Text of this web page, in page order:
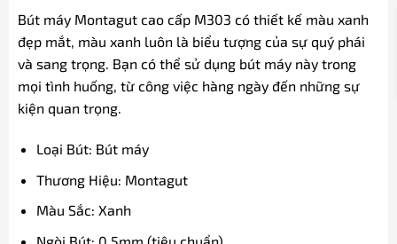
Bút máy Montagut cao cấp M303 có thiết kế màu xanh
đẹp mắt, màu xanh luôn là biểu tượng của sự quý phái
và sang trọng. Bạn có thể sử dụng bút máy này trong
mọi tình huống, từ công việc hàng ngày đến những sự
kiện quan trọng.
Loại Bút: Bút máy
Thương Hiệu: Montagut
Màu Sắc: Xanh